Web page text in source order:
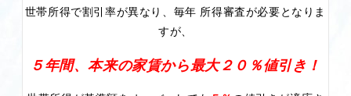
世帯所得で割引率が異なり、毎年 所得審査が必要となりま
すが、
５年間、本来の家賃から最大２０％値引き！